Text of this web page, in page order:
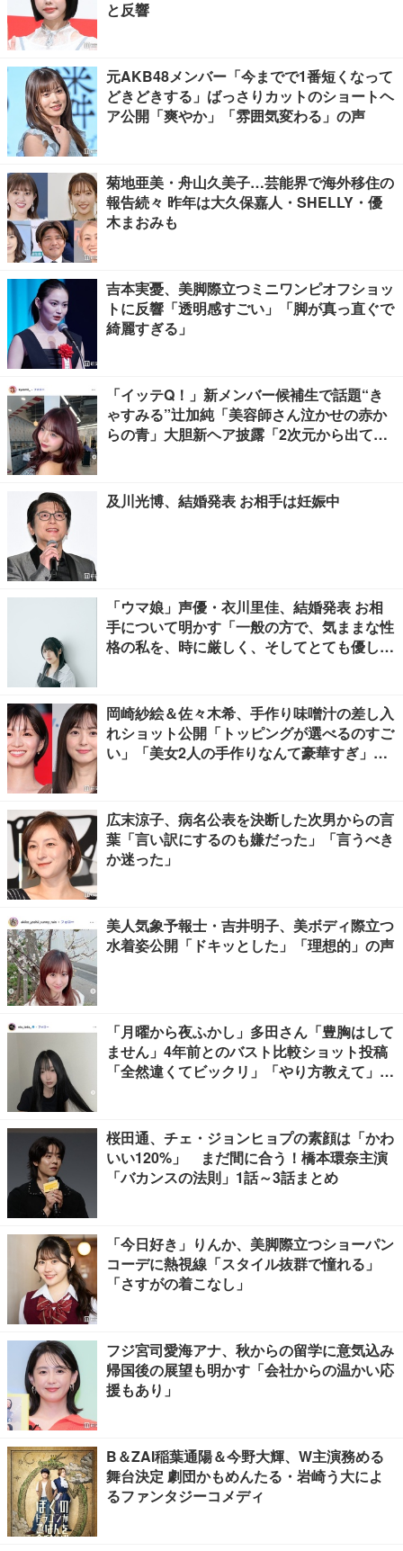
と反響
元AKB48メンバー「今までで1番短くなって
どきどきする」ばっさりカットのショートヘ
ア公開「爽やか」「雰囲気変わる」の声
菊地亜美・舟山久美子…芸能界で海外移住の
報告続々 昨年は大久保嘉人・SHELLY・優
木まおみも
吉本実憂、美脚際立つミニワンピオフショッ
トに反響「透明感すごい」「脚が真っ直ぐで
綺麗すぎる」
「イッテQ！」新メンバー候補生で話題“き
ゃすみる”辻加純「美容師さん泣かせの赤か
らの青」大胆新ヘア披露「2次元から出てき
及川光博、結婚発表 お相手は妊娠中
「ウマ娘」声優・衣川里佳、結婚発表 お相
手について明かす「一般の方で、気ままな性
格の私を、時に厳しく、そしてとても優し
岡崎紗絵＆佐々木希、手作り味噌汁の差し入
れショット公開「トッピングが選べるのすご
い」「美女2人の手作りなんて豪華すぎ」と
広末涼子、病名公表を決断した次男からの言
葉「言い訳にするのも嫌だった」「言うべき
か迷った」
美人気象予報士・吉井明子、美ボディ際立つ
水着姿公開「ドキッとした」「理想的」の声
「月曜から夜ふかし」多田さん「豊胸はして
ません」4年前とのバスト比較ショット投稿
「全然違くてビックリ」「やり方教えて」の
桜田通、チェ・ジョンヒョプの素顔は「かわ
いい120%」 まだ間に合う！橋本環奈主演
「バカンスの法則」1話～3話まとめ
「今日好き」りんか、美脚際立つショーパン
コーデに熱視線「スタイル抜群で憧れる」
「さすがの着こなし」
フジ宮司愛海アナ、秋からの留学に意気込み
帰国後の展望も明かす「会社からの温かい応
援もあり」
B＆ZAI稲葉通陽＆今野大輝、W主演務める
舞台決定 劇団かもめんたる・岩崎う大によ
るファンタジーコメディ